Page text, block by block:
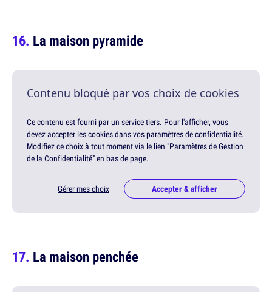
La maison pyramide
Contenu bloqué par vos choix de cookies
Ce contenu est fourni par un service tiers. Pour l'afficher, vous
devez accepter les cookies dans vos paramètres de confidentialité.
Modifiez ce choix à tout moment via le lien "Paramètres de Gestion
de la Confidentialité" en bas de page.
Gérer mes choix Accepter & afficher
La maison penchée